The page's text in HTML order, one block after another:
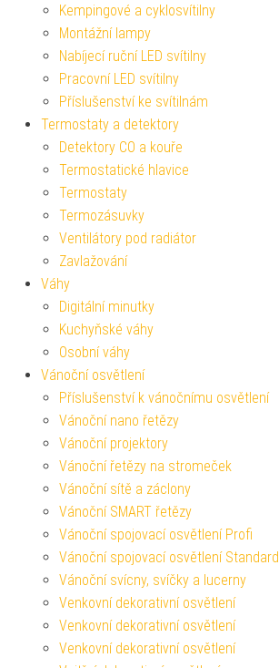
Kempingové a cyklosvítilny
Montážní lampy
Nabíjecí ruční LED svítilny
Pracovní LED svítilny
Příslušenství ke svítilnám
Termostaty a detektory
Detektory CO a kouře
Termostatické hlavice
Termostaty
Termozásuvky
Ventilátory pod radiátor
Zavlažování
Váhy
Digitální minutky
Kuchyňské váhy
Osobní váhy
Vánoční osvětlení
Příslušenství k vánočnímu osvětlení
Vánoční nano řetězy
Vánoční projektory
Vánoční řetězy na stromeček
Vánoční sítě a záclony
Vánoční SMART řetězy
Vánoční spojovací osvětlení Profi
Vánoční spojovací osvětlení Standard
Vánoční svícny, svíčky a lucerny
Venkovní dekorativní osvětlení
Venkovní dekorativní osvětlení
Venkovní dekorativní osvětlení